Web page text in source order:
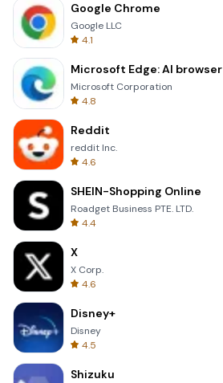
Google Chrome
Google LLC
4.1
Microsoft Edge: AI browser
Microsoft Corporation
4.8
Reddit
reddit Inc.
4.6
SHEIN-Shopping Online
Roadget Business PTE. LTD.
4.4
X
X Corp.
4.6
Disney+
Disney
4.5
Shizuku